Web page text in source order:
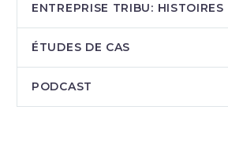
ENTREPRISE TRIBU: HISTOIRES
ÉTUDES DE CAS
PODCAST